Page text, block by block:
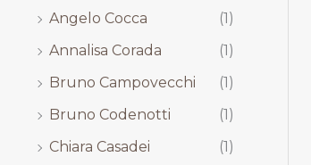
Angelo Cocca
(1)
Annalisa Corada
(1)
Bruno Campovecchi
(1)
Bruno Codenotti
(1)
Chiara Casadei
(1)